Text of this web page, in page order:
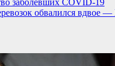
обвалился вдвое —